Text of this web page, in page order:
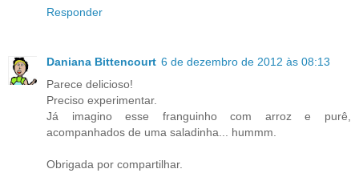
Responder
Daniana Bittencourt 6 de dezembro de 2012 às 08:13
Parece delicioso!
Preciso experimentar.
Já imagino esse franguinho com arroz e purê,
acompanhados de uma saladinha... hummm.
Obrigada por compartilhar.